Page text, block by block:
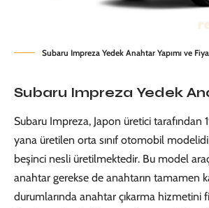
Subaru Impreza Yedek Anahtar Yapımı ve
Subaru Impreza Yedek
Subaru Impreza, Japon üretici tarafından
yana üretilen orta sınıf otomobil
beşinci nesli üretilmektedir. Bu model
anahtar gerekse de anahtarın tamamen
durumlarında anahtar çıkarma hizmetini